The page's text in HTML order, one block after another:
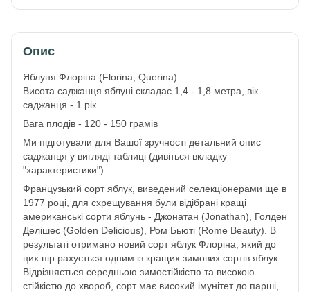
Опис
Яблуня Флоріна (Florina, Querina)
Висота саджанця яблуні складає 1,4 - 1,8 метра, вік
саджанця - 1 рік
Вага плодів - 120 - 150 грамів
Ми підготували для Вашої зручності детальний опис
саджанця у вигляді таблиці (дивіться вкладку
"характеристики")
Французький сорт яблук, виведений селекціонерами ще в
1977 році, для схрещування були відібрані кращі
американські сорти яблунь - Джонатан (Jonathan), Голден
Делішес (Golden Delicious), Ром Бьюті (Rome Beauty). В
результаті отримано новий сорт яблук Флоріна, який до
цих пір рахується одним із кращих зимових сортів яблук.
Відрізняється середньою зимостійкістю та високою
стійкістю до хвороб, сорт має високий імунітет до парші,